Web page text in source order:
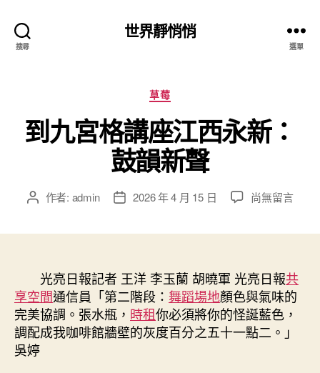
搜尋
世界靜悄悄
選單
分
類
草莓
到九宮格講座江西永新：
鼓韻新聲
文 作者: admin
文
期
2026 年 4 月 15 日
在
講
座
江
西
永
尚無留言
光亮日報記者 王洋 李玉蘭 胡曉軍 光亮日報共
享空間通信員「第二階段： 舞蹈場地顏色與氣味的
完美協調。張水瓶， 時租你必須將你的怪誕藍色，
調配成我咖啡館牆壁的灰度百分之五十一點二。」
吳婷